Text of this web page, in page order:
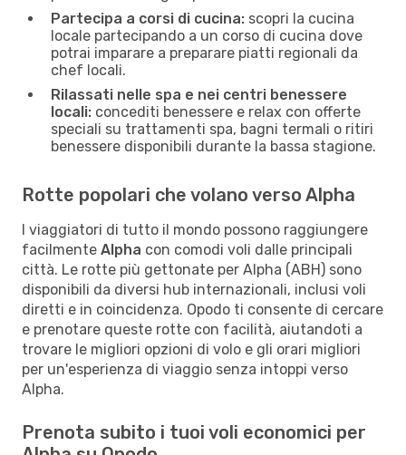
Partecipa a corsi di cucina: scopri la cucina
locale partecipando a un corso di cucina dove
potrai imparare a preparare piatti regionali da
chef locali.
Rilassati nelle spa e nei centri benessere
locali: concediti benessere e relax con offerte
speciali su trattamenti spa, bagni termali o ritiri
benessere disponibili durante la bassa stagione.
Rotte popolari che volano verso Alpha
I viaggiatori di tutto il mondo possono raggiungere
facilmente Alpha con comodi voli dalle principali
città. Le rotte più gettonate per Alpha (ABH) sono
disponibili da diversi hub internazionali, inclusi voli
diretti e in coincidenza. Opodo ti consente di cercare
e prenotare queste rotte con facilità, aiutandoti a
trovare le migliori opzioni di volo e gli orari migliori
per un'esperienza di viaggio senza intoppi verso
Alpha.
Prenota subito i tuoi voli economici per